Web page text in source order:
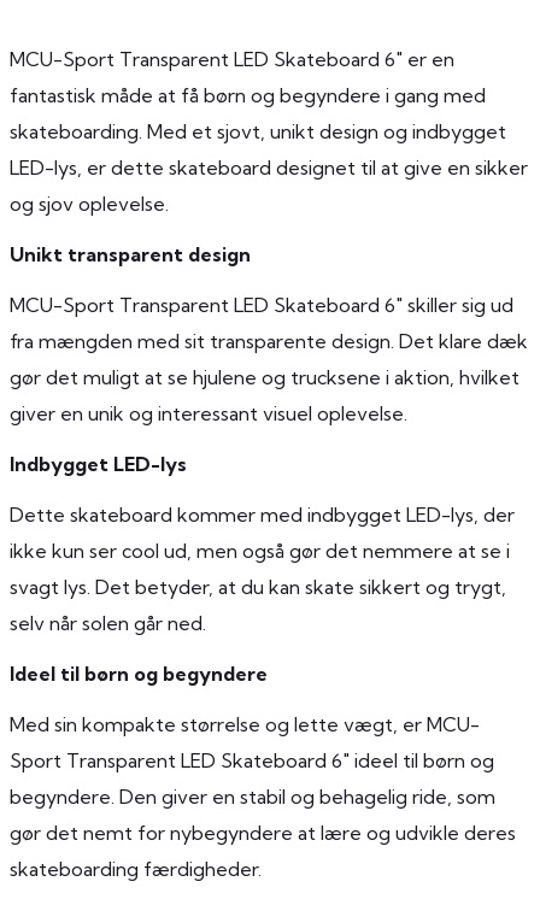
MCU-Sport Transparent LED Skateboard 6″ er en
fantastisk måde at få børn og begyndere i gang med
skateboarding. Med et sjovt, unikt design og indbygget
LED-lys, er dette skateboard designet til at give en sikker
og sjov oplevelse.
Unikt transparent design
MCU-Sport Transparent LED Skateboard 6″ skiller sig ud
fra mængden med sit transparente design. Det klare dæk
gør det muligt at se hjulene og trucksene i aktion, hvilket
giver en unik og interessant visuel oplevelse.
Indbygget LED-lys
Dette skateboard kommer med indbygget LED-lys, der
ikke kun ser cool ud, men også gør det nemmere at se i
svagt lys. Det betyder, at du kan skate sikkert og trygt,
selv når solen går ned.
Ideel til børn og begyndere
Med sin kompakte størrelse og lette vægt, er MCU-
Sport Transparent LED Skateboard 6″ ideel til børn og
begyndere. Den giver en stabil og behagelig ride, som
gør det nemt for nybegyndere at lære og udvikle deres
skateboarding færdigheder.